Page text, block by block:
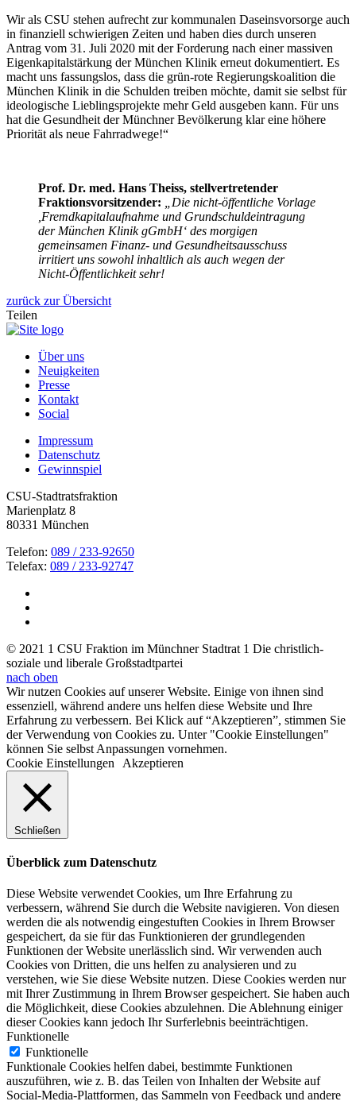
Wir als CSU stehen aufrecht zur kommunalen Daseinsvorsorge auch
in finanziell schwierigen Zeiten und haben dies durch unseren
Antrag vom 31. Juli 2020 mit der Forderung nach einer massiven
Eigenkapitalstärkung der München Klinik erneut dokumentiert. Es
macht uns fassungslos, dass die grün-rote Regierungskoalition die
München Klinik in die Schulden treiben möchte, damit sie selbst für
ideologische Lieblingsprojekte mehr Geld ausgeben kann. Für uns
hat die Gesundheit der Münchner Bevölkerung klar eine höhere
Priorität als neue Fahrradwege!“
Prof. Dr. med. Hans Theiss, stellvertretender
Fraktionsvorsitzender:
„Die nicht-öffentliche Vorlage
,Fremdkapitalaufnahme und Grundschuldeintragung
der München Klinik gGmbH‘ des morgigen
gemeinsamen Finanz- und Gesundheitsausschuss
irritiert uns sowohl inhaltlich als auch wegen der
Nicht-Öffentlichkeit sehr!
zurück zur Übersicht
Teilen
Über uns
Neuigkeiten
Presse
Kontakt
Social
Impressum
Datenschutz
Gewinnspiel
CSU-Stadtratsfraktion
Marienplatz 8
80331 München
Telefon: 089 / 233-92650
Telefax: 089 / 233-92747
© 2021 1 CSU Fraktion im Münchner Stadtrat 1 Die christlich-
soziale und liberale Großstadtpartei
nach oben
Wir nutzen Cookies auf unserer Website. Einige von ihnen sind
essenziell, während andere uns helfen diese Website und Ihre
Erfahrung zu verbessern. Bei Klick auf “Akzeptieren”, stimmen Sie
der Verwendung von Cookies zu. Unter "Cookie Einstellungen"
können Sie selbst Anpassungen vornehmen.
Cookie Einstellungen
Akzeptieren
Schließen
Überblick zum Datenschutz
Diese Website verwendet Cookies, um Ihre Erfahrung zu
verbessern, während Sie durch die Website navigieren. Von diesen
werden die als notwendig eingestuften Cookies in Ihrem Browser
gespeichert, da sie für das Funktionieren der grundlegenden
Funktionen der Website unerlässlich sind. Wir verwenden auch
Cookies von Dritten, die uns helfen zu analysieren und zu
verstehen, wie Sie diese Website nutzen. Diese Cookies werden nur
mit Ihrer Zustimmung in Ihrem Browser gespeichert. Sie haben auch
die Möglichkeit, diese Cookies abzulehnen. Die Ablehnung einiger
dieser Cookies kann jedoch Ihr Surferlebnis beeinträchtigen.
Funktionelle
Funktionelle
Funktionale Cookies helfen dabei, bestimmte Funktionen
auszuführen, wie z. B. das Teilen von Inhalten der Website auf
Social-Media-Plattformen, das Sammeln von Feedback und andere